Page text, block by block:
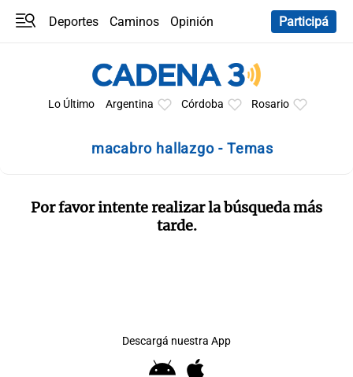
Deportes Caminos
Opinión
Participá
Lo Último Argentina Córdoba Rosario
macabro hallazgo - Temas
Por favor intente realizar la búsqueda más
tarde.
Descargá nuestra App